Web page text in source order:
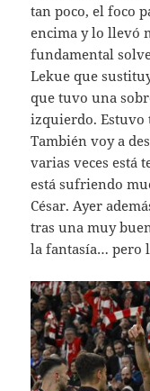
tan poco, el foco
encima y lo llevó
fundamental
Lekue que
que tuvo una
izquierdo.
También voy a
varias veces está
está sufriendo
César. Ayer
tras una muy
la fantasía… pero